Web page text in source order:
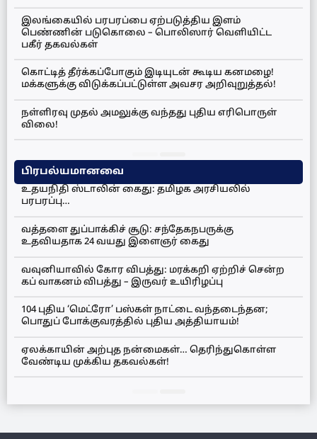
இலங்கையில் பரபரப்பை ஏற்படுத்திய இளம்
பெண்ணின் படுகொலை – பொலிஸார் வெளியிட்ட
பகீர் தகவல்கள்
கொட்டித் தீர்க்கப்போகும் இடியுடன் கூடிய கனமழை!
மக்களுக்கு விடுக்கப்பட்டுள்ள அவசர அறிவுறுத்தல்!
நள்ளிரவு முதல் அமலுக்கு வந்தது புதிய எரிபொருள்
விலை!
பிரபல்யமானவை
உதயநிதி ஸ்டாலின் கைது: தமிழக அரசியலில்
பரபரப்பு…
வத்தளை துப்பாக்கிச் சூடு: சந்தேகநபருக்கு
உதவியதாக 24 வயது இளைஞர் கைது
வவுனியாவில் கோர விபத்து: மரக்கறி ஏற்றிச் சென்ற
கப் வாகனம் விபத்து – இருவர் உயிரிழப்பு
104 புதிய ‘மெட்ரோ’ பஸ்கள் நாட்டை வந்தடைந்தன;
பொதுப் போக்குவரத்தில் புதிய அத்தியாயம்!
ஏலக்காயின் அற்புத நன்மைகள்… தெரிந்துகொள்ள
வேண்டிய முக்கிய தகவல்கள்!